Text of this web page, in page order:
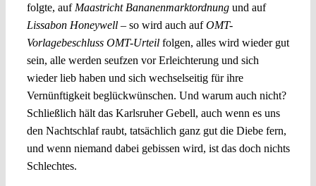
folgte, auf Maastricht Bananenmarktordnungund auf
Lissabon Honeywell– so wird auch aufOMT-
Vorlagebeschluss OMT-Urteilfolgen, alles wird wieder gut
sein, alle werden seufzen vor Erleichterung und sich
wieder lieb haben und sich wechselseitig für ihre
Vernünftigkeit beglückwünschen. Und warum auch nicht?
Schließlich hält das Karlsruher Gebell, auch wenn es uns
den Nachtschlaf raubt, tatsächlich ganz gut die Diebe fern,
und wenn niemand dabei gebissen wird, ist das doch nichts
Schlechtes.